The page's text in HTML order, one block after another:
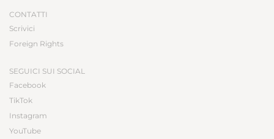
CONTATTI
Scrivici
Foreign Rights
SEGUICI SUI SOCIAL
Facebook
TikTok
Instagram
YouTube